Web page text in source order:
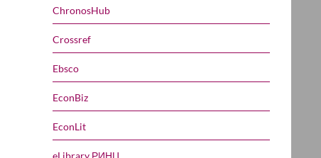
ChronosHub
Crossref
Ebsco
EconBiz
EconLit
eLibrary РИНЦ